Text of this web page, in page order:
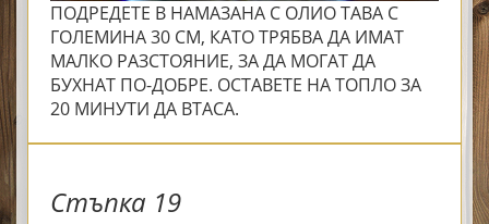
ПОДРЕДЕТЕ В НАМАЗАНА С ОЛИО ТАВА С
ГОЛЕМИНА 30 СМ, КАТО ТРЯБВА ДА ИМАТ
МАЛКО РАЗСТОЯНИЕ, ЗА ДА МОГАТ ДА
БУХНАТ ПО-ДОБРЕ. ОСТАВЕТЕ НА ТОПЛО ЗА
20 МИНУТИ ДА ВТАСА.
Стъпка 19